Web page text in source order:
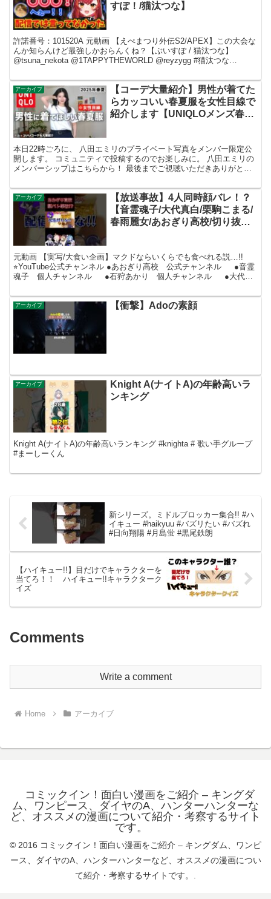
すぽ！/猫汰つな】
許諾番号：101520A 元動画 【えぺまつり外伝S2/APEX】この大会な
んか知らんけど最強しかおらんくね？【ぶいすぽ / 猫汰つな】
@tsuna_nekota @1TAPPYTHEWORLD @reyzygg #猫汰つな
アーカイブ
【コーデ大量紹介】男性が着てた
らカッコいい春夏服を女性目線で
紹介します【UNIQLOメンズ春夏
本日22時ごろに、 八田エミリのプライベート写真をメンバー限定公
開します。 コミュニティで投稿するのでお楽しみに。 八田エミリの
メンバーシップはこちらから！ 最後までご視聴いただきありがとう
アーカイブ
【放送事故】4人同時顔バレ！？
【音霊魂子/大代真白/栗駒こまる/
春雨麗女/あおぎり高校/切り抜
元動画 【実写/大食い企画】マクドならいくらでも食べれる説…!!
⭐︎YouTube公式チャンネル ●あおぎり高校 公式チャンネル ●音霊
魂子 個人チャンネル ●石狩あかり 個人チャンネル ●大代真
アーカイブ 【衝撃】Adoの素顔
アーカイブ
Knight A(ナイトA)の年齢高いラ
ンキング
Knight A(ナイトA)の年齢高いランキング #knighta # 歌い手グループ
#まーしーくん
新シリーズ。ミドルブロッカー集合!! #ハ
イキュー #haikyuu #バズリたい #バズれ
#日向翔陽 #月島蛍 #黒尾鉄朗
【ハイキュー!!】目だけでキャラクターを
当てろ！！ ハイキュー!!キャラクターク
イズ
Comments
Write a comment
Home アーカイブ
コミックイン！面白い漫画をご紹介 – キングダ
ム、ワンピース、ダイヤのA、ハンターハンターな
ど、オススメの漫画について紹介・考察するサイト
です。
© 2016 コミックイン！面白い漫画をご紹介 – キングダム、ワンピ
ース、ダイヤのA、ハンターハンターなど、オススメの漫画につい
て紹介・考察するサイトです。.